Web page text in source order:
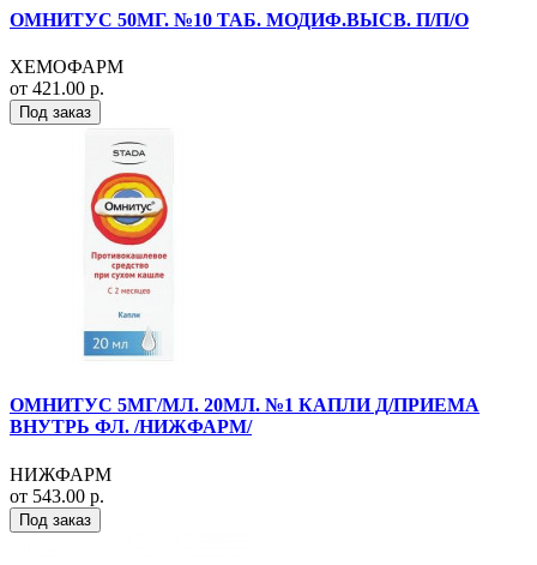
ОМНИТУС 50МГ. №10 ТАБ. МОДИФ.ВЫСВ. П/П/О
ХЕМОФАРМ
от 421.00 р.
Под заказ
ОМНИТУС 5МГ/МЛ. 20МЛ. №1 КАПЛИ Д/ПРИЕМА
ВНУТРЬ ФЛ. /НИЖФАРМ/
НИЖФАРМ
от 543.00 р.
Под заказ